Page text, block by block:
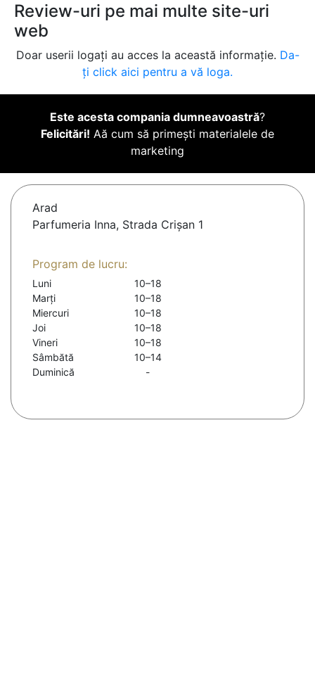
Review-uri pe mai multe site-uri
web
Doar userii logați au acces la această informație. Da-
ți click aici pentru a vă loga.
Este acesta compania dumneavoastră?
Felicitări! Aă cum să primești materialele de
marketing
Arad
Parfumeria Inna, Strada Crișan 1
Program de lucru:
Luni
10–18
Marți
10–18
Miercuri
10–18
Joi
10–18
Vineri
10–18
Sâmbătă
10–14
Duminică
-